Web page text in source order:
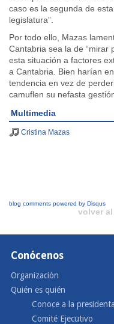
caso es la segunda de
legislatura”.
Por todo ello, Mazas
Cantabria sea la de “mirar
esta situación a factores
a Cantabria. Bien harían
tendencia en vez de
camuflen su nefasta
Multimedia
Cristina Mazas
blog comments powered by Disqus
volver
Conócenos
Organización
Quién es quién
Conoce a la
Comité Ejecutivo